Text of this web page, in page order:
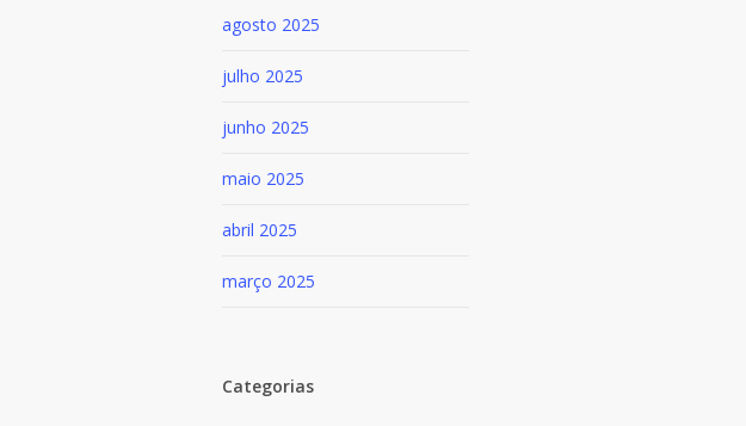
agosto 2025
julho 2025
junho 2025
maio 2025
abril 2025
março 2025
Categorias